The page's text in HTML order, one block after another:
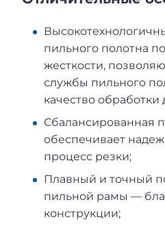
пильного полотна
жесткости,
службы пильного
качество обработки
Сбалансированная
обеспечивает
процесс резки;
Плавный и точный
пильной рамы —
конструкции;